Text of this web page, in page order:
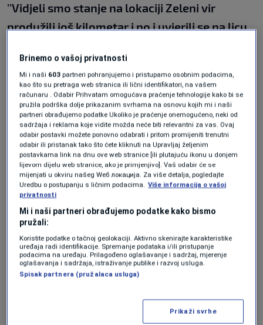
''Vidjeli smo stanje na lokaciji Zeleni vir
produžili još kilometar i po i uvjerili se na licu
mjesto gdje je 2023. godine bilo onečišćenje.
Ono što je evidentno je da narod kupuje
flaširanu vodu'', govori novinar Kadir Plećan.
U isto vrijeme općinski inspektor tražio je od
federalnog nivoa i Agencije za vodno područje
rijeke Save da izađu na teren, utvrde razloge,
urade analizu vode. Odgovor je izostao.
''U 17 sati tog dana tek tada sam uspio doći do
odgovornih lica u dežurnoj laboratoriji
Agencije za vode gdje mi je rečeno da oni nisu
činjenica je da uz nalog inspekcije izlaze što je
Brinemo o vašoj privatnosti
Mi i naši 603 partneri pohranjujemo i pristupamo osobnim podacima,
kao što su pretraga web stranica ili lični identifikatori, na vašem
računaru . Odabir Prihvatam omogućava praćenje tehnologije kako bi se
pružila podrška dolje prikazanim svrhama na osnovu kojih mi i naši
partneri obrađujemo podatke Ukoliko je praćenje onemogućeno, neki od
sadržaja i reklama koje vidite možda neće biti relevantni za vas. Ovaj
odabir postavki možete ponovno odabrati i pritom promijeniti trenutni
odabir ili pristanak tako što ćete kliknuti na Upravljaj željenim
postavkama link na dnu ove web stranice [ili plutajuću ikonu u donjem
lijevom dijelu web stranice, ako je primjenjivo]. Vaš odabir će se
mijenjati u okviru našeg Wеб локација. Za više detalja, pogledajte
Uredbu o postupanju s ličnim podacima. Više informacija o vašoj
privatnosti
Mi i naši partneri obrađujemo podatke kako bismo
pružali:
Koristite podatke o tačnoj geolokaciji. Aktivno skenirajte karakteristike
uređaja radi identifikacije. Spremanje podataka i/ili pristupanje
podacima na uređaju. Prilagođeno oglašavanje i sadržaj, mjerenje
oglašavanja i sadržaja, istraživanje publike i razvoj usluga.
Spisak partnera (pružalaca usluga)
Prikaži svrhe